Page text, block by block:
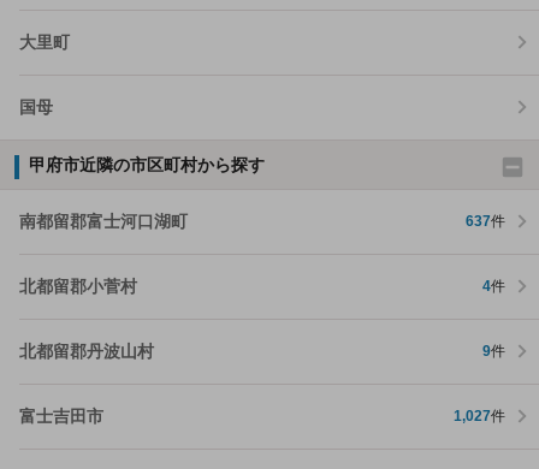
大里町
国母
甲府市近隣の市区町村から探す
南都留郡富士河口湖町 637件
北都留郡小菅村 4件
北都留郡丹波山村 9件
富士吉田市 1,027件